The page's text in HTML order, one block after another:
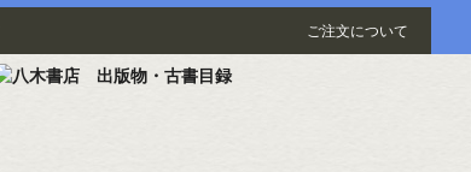
ご注文について